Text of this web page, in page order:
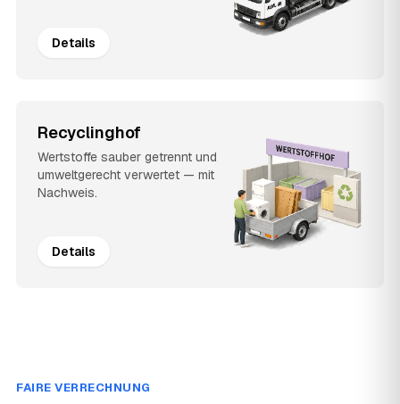
Details
Recyclinghof
Wertstoffe sauber getrennt und
umweltgerecht verwertet — mit
Nachweis.
Details
FAIRE VERRECHNUNG